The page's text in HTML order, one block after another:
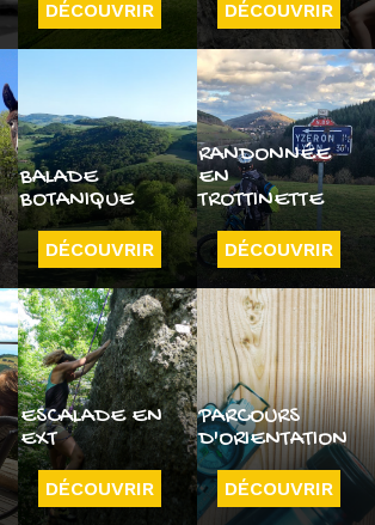
DÉCOUVRIR DÉCOUVRIR
BALADE
BOTANIQUE
DÉCOUVRIR
RANDONNÉE
EN
TROTTINETTE
DÉCOUVRIR
ESCALADE EN
EXT
DÉCOUVRIR
PARCOURS
D'ORIENTATION
DÉCOUVRIR